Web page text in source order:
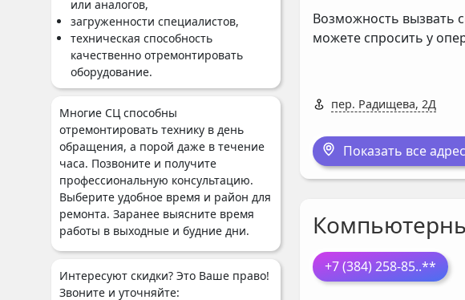
или аналогов,
загруженности специалистов,
техническая способность
качественно отремонтировать
оборудование.
Многие СЦ способны
отремонтировать технику в день
обращения, а порой даже в течение
часа. Позвоните и получите
профессиональную консультацию.
Выберите удобное время и район для
ремонта. Заранее выясните время
работы в выходные и будние дни.
Интересуют скидки? Это Ваше право!
Звоните и уточняйте:
Возможность вызвать
можете спросить у
пер. Радищева, 2Д
Показать все
+7 (384) 258-85..**